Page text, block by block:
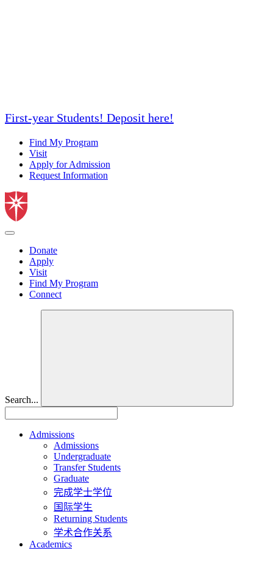
First-year Students! Deposit here!
Find My Program
Visit
Apply for Admission
Request Information
Donate
Apply
Visit
Find My Program
Connect
Search...
Admissions
Admissions
Undergraduate
Transfer Students
Graduate
完成学士学位
国际学生
Returning Students
学术合作关系
Academics